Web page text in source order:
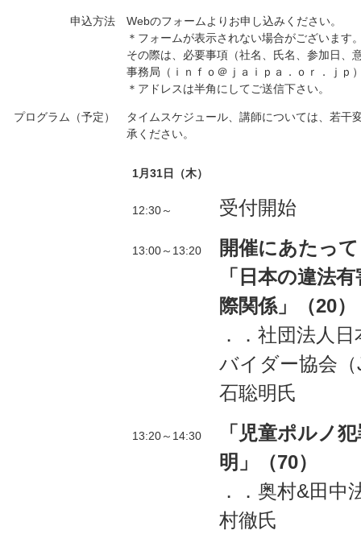
申込方法
Webのフォームよりお申し込みください。
＊フォームが表示されない場合がございます
その際は、必要事項（社名、氏名、参加日、
事務局（ｉｎｆｏ＠ｊａｉｐａ．ｏｒ．ｊｐ
＊アドレスは半角にしてご送信下さい。
プログラム（予定）
タイムスケジュール、講師については、若干
承ください。
1月31日（木）
12:30～ 受付開始
13:00～13:20
開催にあたって
「日本の違法
際関係」（20）
．．社団法人
バイダー協会
石聡明氏
13:20～14:30
「児童ポルノ
明」（70）
．．奥村&田
村徹氏